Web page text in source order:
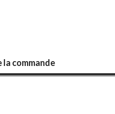
commande